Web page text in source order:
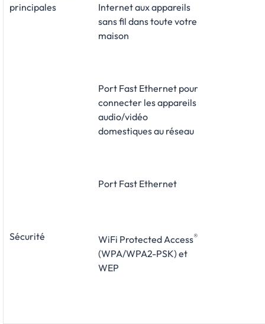
principales
Internet aux appareils
sans fil dans toute votre
maison
Port Fast Ethernet pour
connecter les appareils
audio/vidéo
domestiques au réseau
Port Fast Ethernet
Sécurité WiFi Protected Access®
(WPA/WPA2-PSK) et
WEP